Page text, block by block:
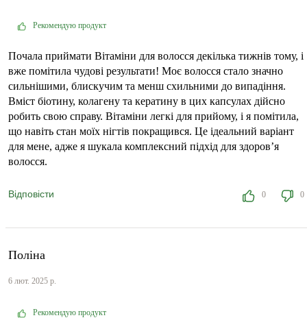
Рекомендую продукт
Почала приймати Вітаміни для волосся декілька тижнів тому, і
вже помітила чудові результати! Моє волосся стало значно
сильнішими, блискучим та менш схильними до випадіння.
Вміст біотину, колагену та кератину в цих капсулах дійсно
робить свою справу. Вітаміни легкі для прийому, і я помітила,
що навіть стан моїх нігтів покращився. Це ідеальний варіант
для мене, адже я шукала комплексний підхід для здоров’я
волосся.
Відповісти 0 0
Поліна
6 лют. 2025 р.
Рекомендую продукт